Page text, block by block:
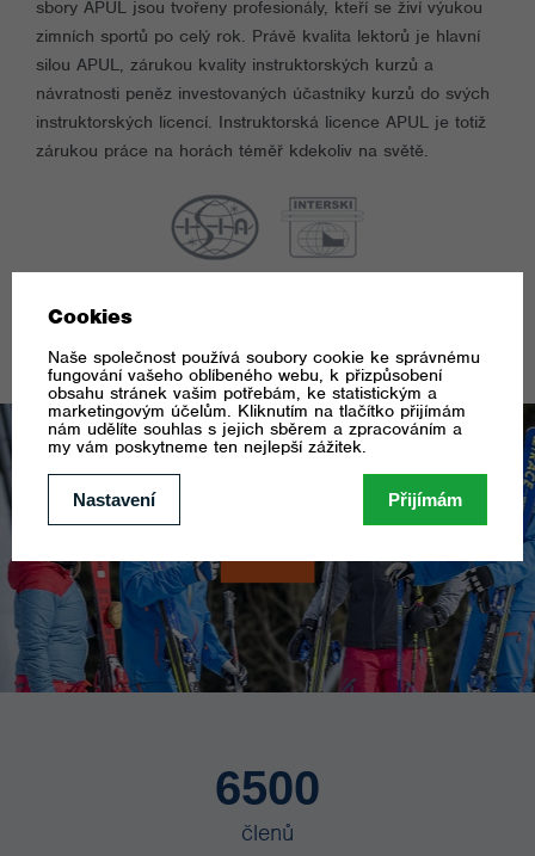
sbory APUL jsou tvořeny profesionály, kteří se živí výukou
zimních sportů po celý rok. Právě kvalita lektorů je hlavní
silou APUL, zárukou kvality instruktorských kurzů a
návratnosti peněz investovaných účastníky kurzů do svých
instruktorských licencí. Instruktorská licence APUL je totiž
zárukou práce na horách téměř kdekoliv na světě.
6500
členů